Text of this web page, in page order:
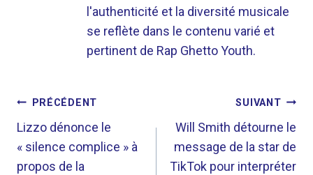
l'authenticité et la diversité musicale
se reflète dans le contenu varié et
pertinent de Rap Ghetto Youth.
NAVIGATION
DE
L’ARTICLE
PRÉCÉDENT
Lizzo dénonce le
« silence complice » à
propos de la
SUIVANT
Will Smith détourne le
message de la star de
TikTok pour interpréter